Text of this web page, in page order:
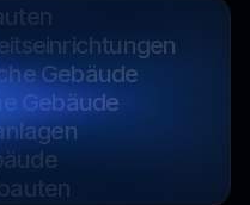
Gebäude
Gebäude